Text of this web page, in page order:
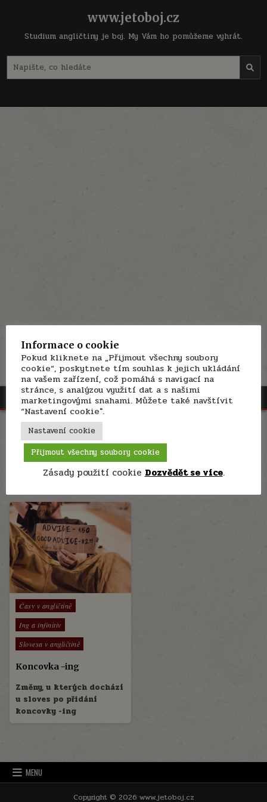
www.jetoboj.cz
Studium angličtiny je boj. My Vám ho pomůžeme vyhrát.
for:
MENU
Rubrika:
Jaká slovesa se pojí s -ing, jaká s infinitivem a jaká s holým
infinitivem.
Posted
in
Časy v angličtině
Ing a infinitiv
Slovesa v angličtině
Koncovka -ing
Změny, u kterých dochází
u sloves po přidání
koncovky -ing
MENU
Copyright © 2026 www.jetoboj.cz
Informace o cookie
Pokud kliknete na „Přijmout všechny soubory
cookie“, poskytnete tím souhlas k jejich ukládání
na vašem zařízení, což pomáhá s navigací na
stránce, s analýzou využití dat a s našimi
marketingovými snahami. Můžete také navštívit
“Nastavení cookie".
Nastavení cookie
Přijmout všechny soubory cookie
Zásady použití cookie Dozvědět se více.